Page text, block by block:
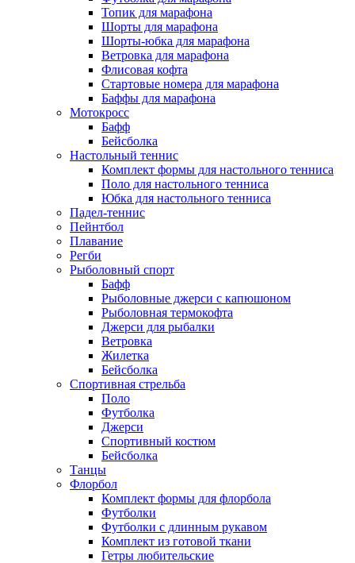
Топик для марафона
Шорты для марафона
Шорты-юбка для марафона
Ветровка для марафона
Флисовая кофта
Стартовые номера для марафона
Баффы для марафона
Мотокросс
Бафф
Бейсболка
Настольный теннис
Комплект формы для настольного тенниса
Поло для настольного тенниса
Юбка для настольного тенниса
Падел-теннис
Пейнтбол
Плавание
Регби
Рыболовный спорт
Бафф
Рыболовные джерси с капюшоном
Рыболовная термокофта
Джерси для рыбалки
Ветровка
Жилетка
Бейсболка
Спортивная стрельба
Поло
Футболка
Джерси
Спортивный костюм
Бейсболка
Танцы
Флорбол
Комплект формы для флорбола
Футболки
Футболки с длинным рукавом
Комплект из готовой ткани
Гетры любительские